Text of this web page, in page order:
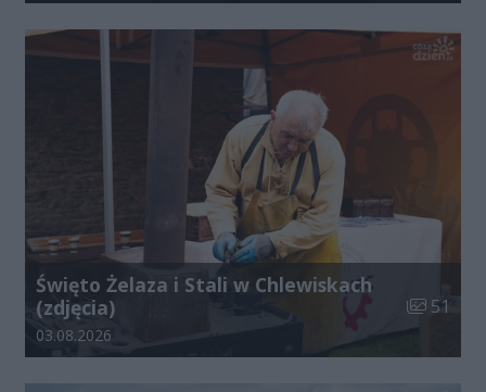
Święto Żelaza i Stali w Chlewiskach
(zdjęcia)
Liczba
51
Data dodania galerii:
03.08.2026